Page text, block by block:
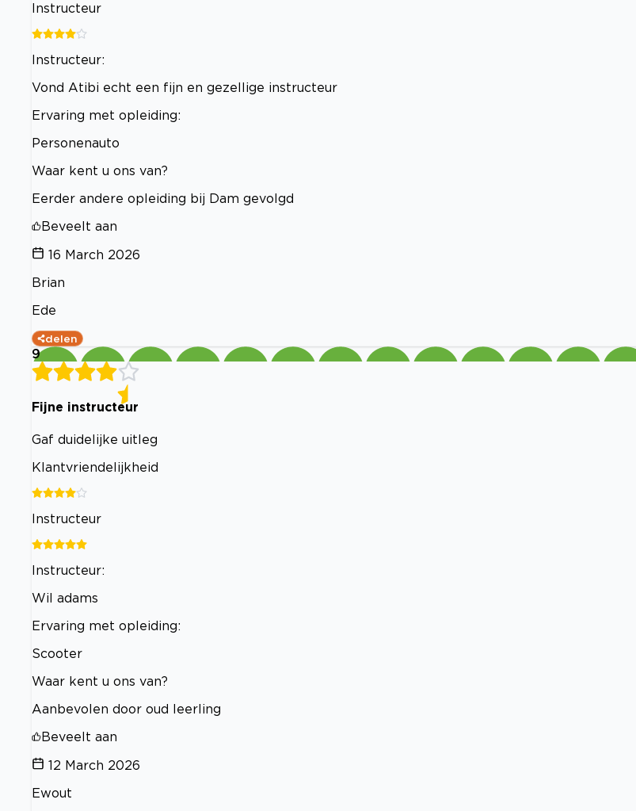
Instructeur
Instructeur:
Vond Atibi echt een fijn en gezellige instructeur
Ervaring met opleiding:
Personenauto
Waar kent u ons van?
Eerder andere opleiding bij Dam gevolgd
Beveelt aan
16 March 2026
Brian
Ede
delen
9
Fijne instructeur
Gaf duidelijke uitleg
Klantvriendelijkheid
Instructeur
Instructeur:
Wil adams
Ervaring met opleiding:
Scooter
Waar kent u ons van?
Aanbevolen door oud leerling
Beveelt aan
12 March 2026
Ewout